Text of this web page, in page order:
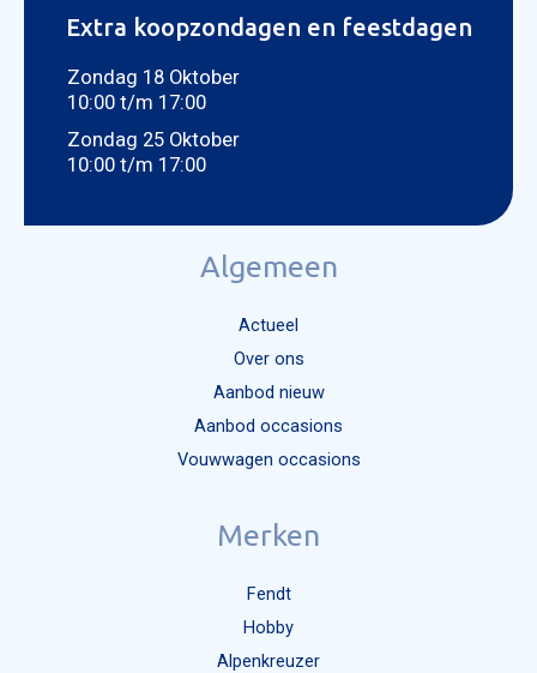
Extra koopzondagen en feestdagen
Zondag 18 Oktober
10:00 t/m 17:00
Zondag 25 Oktober
10:00 t/m 17:00
Algemeen
Actueel
Over ons
Aanbod nieuw
Aanbod occasions
Vouwwagen occasions
Merken
Fendt
Hobby
Alpenkreuzer